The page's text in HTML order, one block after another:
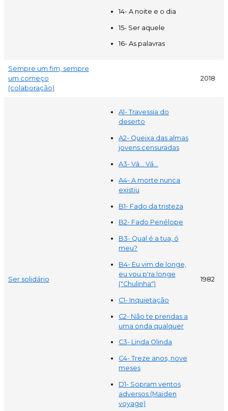
14- A noite e o dia
15- Ser aquele
16- As palavras
Sempre um fim, sempre
um começo
(colaboração)
2018
Ser solidário
A1- Travessia do
deserto
A2- Queixa das almas
jovens censuradas
A3- Vá... Vá...
A4- A morte nunca
existiu
B1- Fado da tristeza
B2- Fado Penélope
B3- Qual é a tua, ó
meu?
B4- Eu vim de longe,
eu vou p'ra longe
("Chulinha")
C1- Inquietação
C2- Não te prendas a
uma onda qualquer
C3- Linda Olinda
C4- Treze anos, nove
meses
D1- Sopram ventos
adversos (Maiden
voyage)
1982